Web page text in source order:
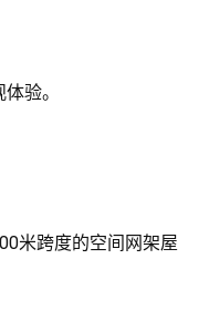
验。
米跨度的空间网架屋